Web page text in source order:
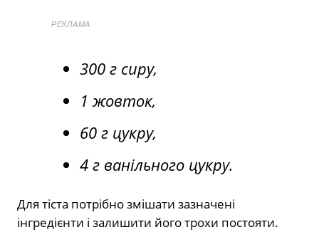
РЕКЛАМА
300 г сиру,
1 жовток,
60 г цукру,
4 г ванільного цукру.
Для тіста потрібно змішати зазначені
інгредієнти і залишити його трохи постояти.